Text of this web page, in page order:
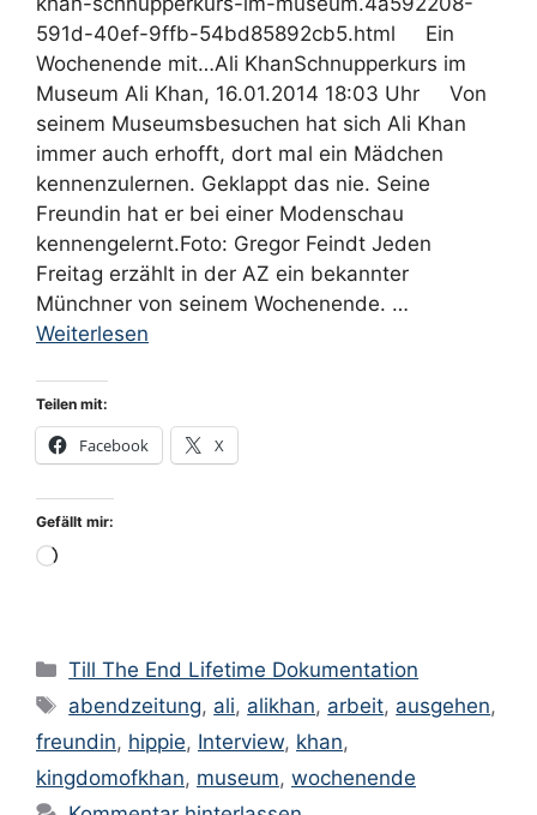
591d-40ef-9ffb-54bd85892cb5.html Ein
Wochenende mit…Ali KhanSchnupperkurs im
Museum Ali Khan, 16.01.2014 18:03 Uhr Von
seinem Museumsbesuchen hat sich Ali Khan
immer auch erhofft, dort mal ein Mädchen
kennenzulernen. Geklappt das nie. Seine
Freundin hat er bei einer Modenschau
kennengelernt.Foto: Gregor Feindt Jeden
Freitag erzählt in der AZ ein bekannter
Münchner von seinem Wochenende. …
Weiterlesen
Teilen mit:
Facebook X
Gefällt mir:
Wird
Kategorien
Till The End Lifetime Dokumentation
Schlagwörter
abendzeitung, ali, alikhan, arbeit, ausgehen,
freundin, hippie, Interview, khan,
kingdomofkhan, museum, wochenende